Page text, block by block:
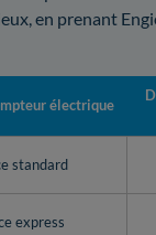
en prenant
électrique
standard
express